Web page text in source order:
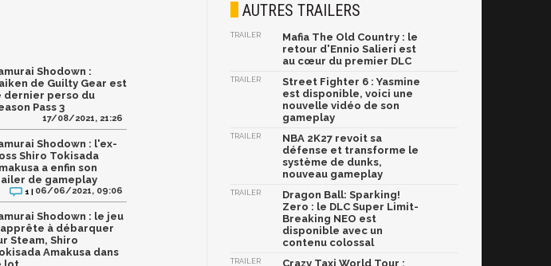
Shodown :
de Guilty Gear est
dernier perso du
Pass 3
17/08/2021, 21:26
Shodown : l'ex-
Shiro Tokisada
a enfin son
de gameplay
1 | 06/06/2021, 09:06
Shodown : le jeu
à débarquer
Steam, Shiro
Amakusa dans
AUTRES TRAILERS
TRAILER
Mafia The Old Country : le
retour d'Ennio Salieri est
au cœur du premier DLC
TRAILER
Street Fighter 6 : Yasmine
est disponible, voici une
nouvelle vidéo de son
gameplay
TRAILER
NBA 2K27 revoit sa
défense et transforme le
système de dunks,
nouveau gameplay
TRAILER
Dragon Ball: Sparking!
Zero : le DLC Super Limit-
Breaking NEO est
disponible avec un
contenu colossal
TRAILER
Crazy Taxi World Tour :